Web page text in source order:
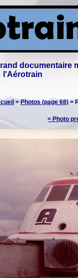
documentaire
l'Aérotrain
> Photos (page 68) >
< Photo